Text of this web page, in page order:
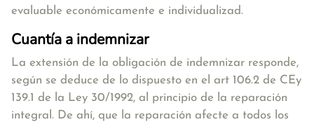
evaluable económicamente e individualizad.
Cuantía a indemnizar
La extensión de la obligación de indemnizar responde,
según se deduce de lo dispuesto en el art 106.2 de CEy
139.1 de la Ley 30/1992, al principio de la reparación
integral. De ahí, que la reparación afecte a todos los